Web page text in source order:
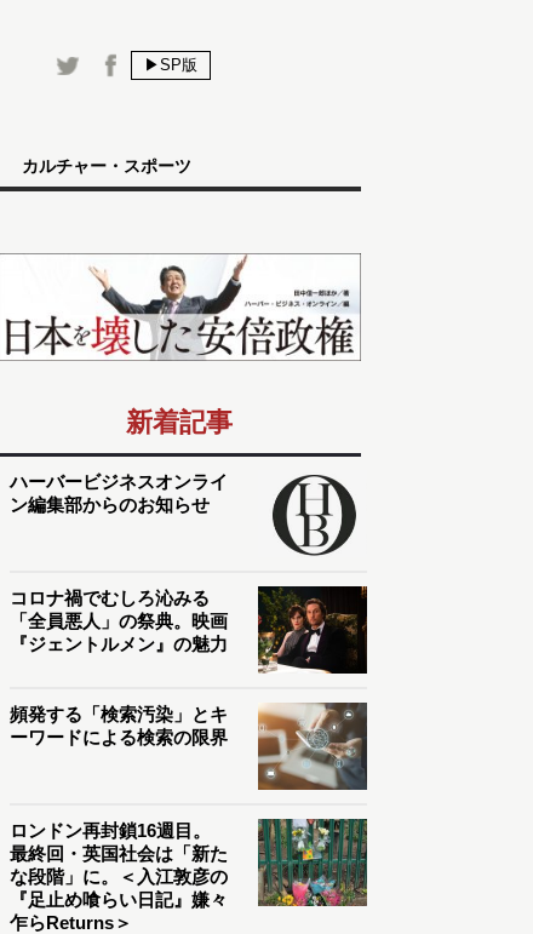
▶SP版
カルチャー・スポーツ
新着記事
ハーバービジネスオンライ
ン編集部からのお知らせ
コロナ禍でむしろ沁みる
「全員悪人」の祭典。映画
『ジェントルメン』の魅力
頻発する「検索汚染」とキ
ーワードによる検索の限界
ロンドン再封鎖16週目。
最終回・英国社会は「新た
な段階」に。＜入江敦彦の
『足止め喰らい日記』嫌々
乍らReturns＞